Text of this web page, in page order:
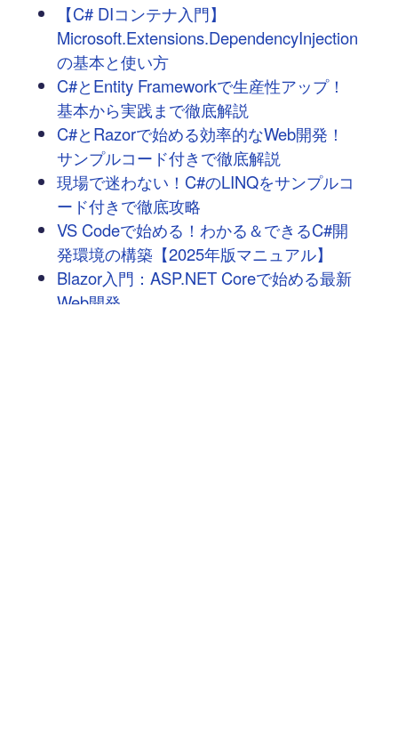
【C# DIコンテナ入門】
Microsoft.Extensions.DependencyInjection
の基本と使い方
C#とEntity Frameworkで生産性アップ！
基本から実践まで徹底解説
C#とRazorで始める効率的なWeb開発！
サンプルコード付きで徹底解説
現場で迷わない！C#のLINQをサンプルコ
ード付きで徹底攻略
VS Codeで始める！わかる＆できるC#開
発環境の構築【2025年版マニュアル】
Blazor入門：ASP.NET Coreで始める最新
Web開発